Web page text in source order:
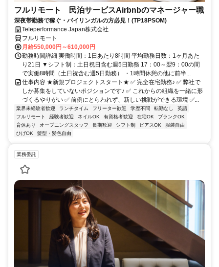
フルリモート 民泊サービスAirbnbのマネージャー職
深夜帯勤務で稼ぐ・バイリンガルの方必見！(TP18PSOM)
Teleperformance Japan株式会社
フルリモート
月給550,000円～610,000円
勤務時間詳細 実働時間：1日あたり8時間 平均勤務日数：1ヶ月あた
り21日 ▼シフト制：土日祝日含む週5日勤務 17：00～翌9：00の間
で実働8時間（土日祝含む週5日勤務） ・1時間休憩の他に前半...
仕事内容 ★新規プロジェクトスタート★ ✅ 完全在宅勤務♪ ✅ 弊社で
しか募集をしていないポジションです♪ ✅ これからの組織を一緒に形
づくるやりがい ✅ 前例にとらわれず、新しい挑戦ができる環境 ✅...
業界未経験者歓迎 ランチタイム フリーター歓迎 学歴不問 転勤なし
英語
フルリモート
経験者歓迎 ネイルOK 有資格者歓迎 在宅OK
ブランクOK
育休あり
オープニングスタッフ 長期歓迎 シフト制 ピアスOK
服装自由
ひげOK
髪型・髪色自由
業務委託